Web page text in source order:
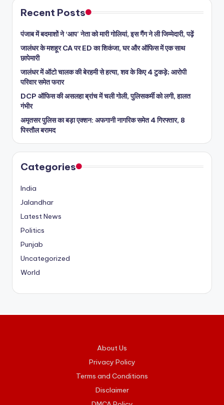
Recent Posts
पंजाब में बदमाशों ने ‘आप’ नेता को मारी गोलियां, इस गैंग ने ली जिम्मेदारी, पढ़ें
जालंधर के मशहूर CA पर ED का शिकंजा, घर और ऑफिस में एक साथ
छापेमारी
जालंधर में ऑटो चालक की बेरहमी से हत्या, शव के किए 4 टुकड़े; आरोपी
परिवार समेत फरार
DCP ऑफिस की असलहा ब्रांच में चली गोली, पुलिसकर्मी को लगी, हालत
गंभीर
अमृतसर पुलिस का बड़ा एक्शन: अफगानी नागरिक समेत 4 गिरफ्तार, 8
पिस्तौल बरामद
Categories
India
Jalandhar
Latest News
Politics
Punjab
Uncategorized
World
About Us
Privacy Policy
Terms and Conditions
Disclaimer